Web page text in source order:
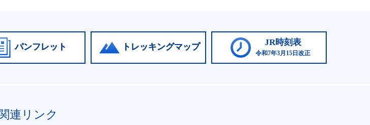
パンフレット トレッキングマップ JR時刻表
令和7年3月15日改正
連リンク